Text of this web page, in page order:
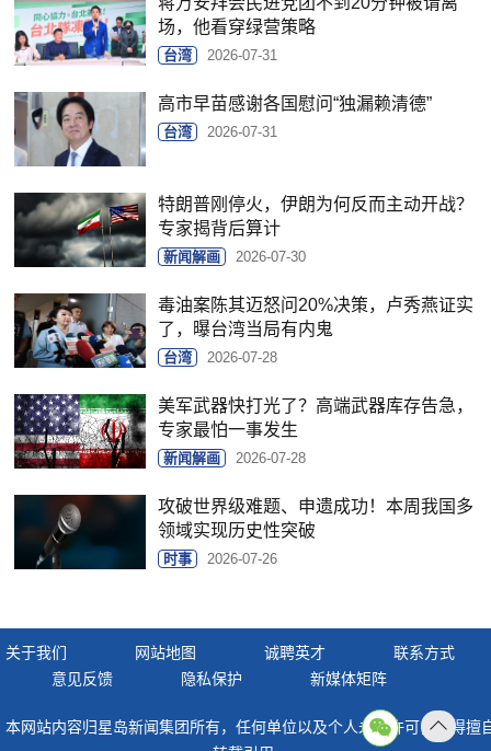
场，他看穿绿营策略
台湾 2026-07-31
高市早苗感谢各国慰问“独漏赖清德”
台湾 2026-07-31
特朗普刚停火，伊朗为何反而主动开战？
专家揭背后算计
新闻解画 2026-07-30
毒油案陈其迈怒问20%决策，卢秀燕证实
了，曝台湾当局有内鬼
台湾 2026-07-28
美军武器快打光了？高端武器库存告急，
专家最怕一事发生
新闻解画 2026-07-28
攻破世界级难题、申遗成功！本周我国多
领域实现历史性突破
时事 2026-07-26
关于我们 网站地图 诚聘英才
联系方式
意见反馈
隐私保护 新媒体矩阵
本网站内容归星岛新闻集团所有，任何单位以及个人未经许可，不得擅